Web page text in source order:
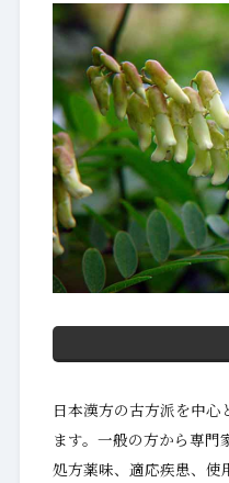
日本漢方の古方派を中
ます。一般の方から専門
処方薬味、適応疾患、使